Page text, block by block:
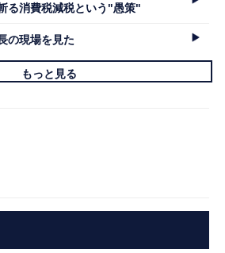
る消費税減税という"愚策"
の現場を見た
もっと見る